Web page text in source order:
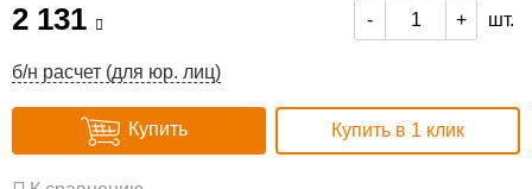
2 131 - + шт.
б/н расчет (для юр. лиц)
Купить Купить в 1 клик